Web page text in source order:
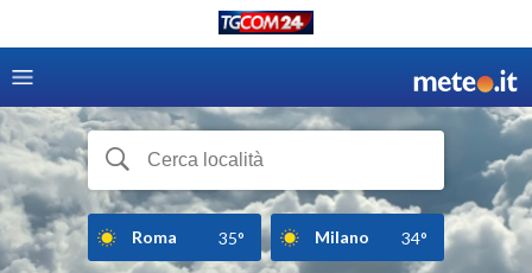
Roma 35° Milano 34°